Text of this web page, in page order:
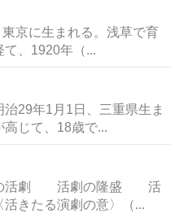
京に生まれる。浅草で育
、1920年（...
29年1月1日、三重県生ま
じて、18歳で...
活劇 活劇の隆盛 活
きたる演劇の意〉（...